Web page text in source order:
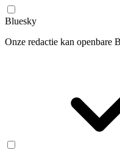
Bluesky
Onze redactie kan openbare